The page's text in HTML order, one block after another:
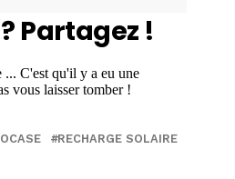
Partagez !
RECHARGE SOLAIRE